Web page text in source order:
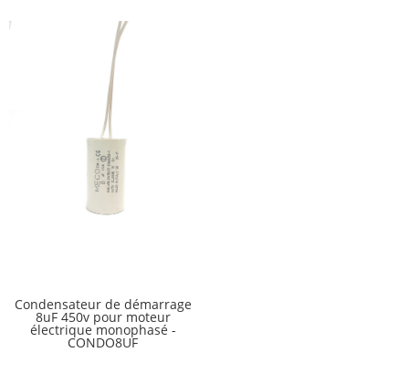
Condensateur de démarrage
8uF 450v pour moteur
électrique monophasé -
CONDO8UF